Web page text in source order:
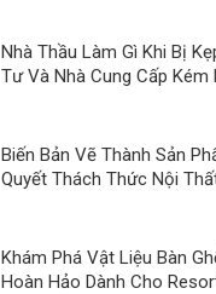
Nhà Thầu Làm Gì Khi Bị
Tư Và Nhà Cung Cấp Kém
Biến Bản Vẽ Thành Sản
Quyết Thách Thức Nội
Khám Phá Vật Liệu Bàn
Hoàn Hảo Dành Cho